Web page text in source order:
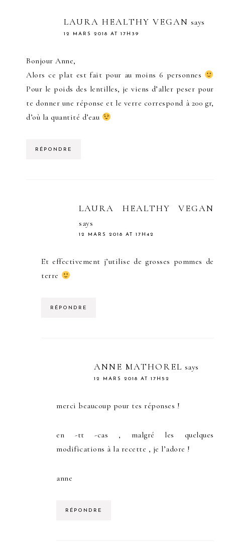
LAURA HEALTHY VEGAN says
12 MARS 2018 AT 17H39
Bonjour Anne,
Alors ce plat est fait pour au moins 6 personnes
Pour le poids des lentilles, je viens d’aller peser pour
te donner une réponse et le verre correspond à 200 gr,
d’où la quantité d’eau
RÉPONDRE
LAURA HEALTHY VEGAN
says
12 MARS 2018 AT 17H42
Et effectivement j’utilise de grosses pommes de
terre
RÉPONDRE
ANNE MATHOREL says
12 MARS 2018 AT 17H52
merci beaucoup pour tes réponses !
en -tt -cas , malgré les quelques
modifications à la recette , je l’adore !
anne
RÉPONDRE